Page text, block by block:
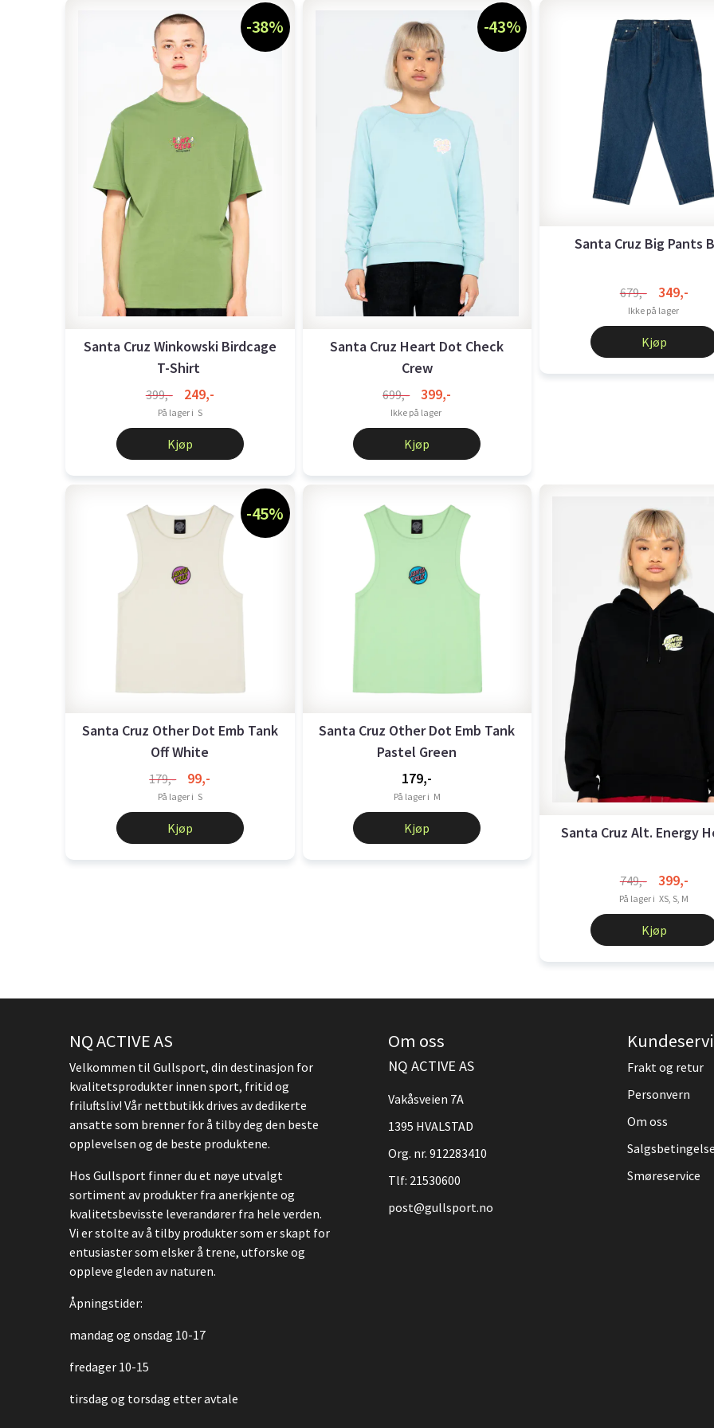
-38%
Santa Cruz Winkowski Birdcage
T-Shirt
399,- 249,-
På lager i S
Kjøp
-43%
Santa Cruz Heart Dot Check
Crew
699,- 399,-
Ikke på lager
Kjøp
Santa Cruz Big Pants
679,- 349,-
Ikke på lager
Kjøp
-45%
Santa Cruz Other Dot Emb Tank
Off White
179,- 99,-
På lager i S
Kjøp
Santa Cruz Other Dot Emb Tank
Pastel Green
179,-
På lager i M
Kjøp Santa Cruz Alt. Energy
749,- 399,-
På lager i XS, S, M
Kjøp
NQ ACTIVE AS
Velkommen til Gullsport, din destinasjon for
kvalitetsprodukter innen sport, fritid og
friluftsliv! Vår nettbutikk drives av dedikerte
ansatte som brenner for å tilby deg den beste
opplevelsen og de beste produktene.
Hos Gullsport finner du et nøye utvalgt
sortiment av produkter fra anerkjente og
kvalitetsbevisste leverandører fra hele verden.
Vi er stolte av å tilby produkter som er skapt for
entusiaster som elsker å trene, utforske og
oppleve gleden av naturen.
Åpningstider:
mandag og onsdag 10-17
fredager 10-15
tirsdag og torsdag etter avtale
Om oss
NQ ACTIVE AS
Vakåsveien 7A
1395 HVALSTAD
Org. nr. 912283410
Tlf: 21530600
post@gullsport.no
Frakt og retur
Personvern
Om oss
Smøreservice